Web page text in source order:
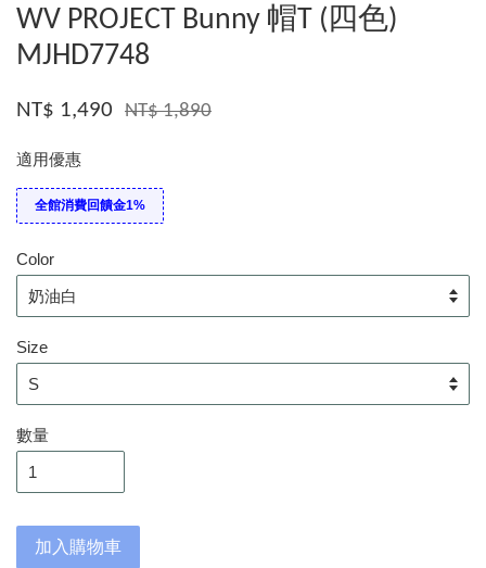
WV PROJECT Bunny 帽T (四色)
MJHD7748
NT$ 1,490 NT$ 1,890
適用優惠
全館消費回饋金1%
Color
Size
數量
加入購物車